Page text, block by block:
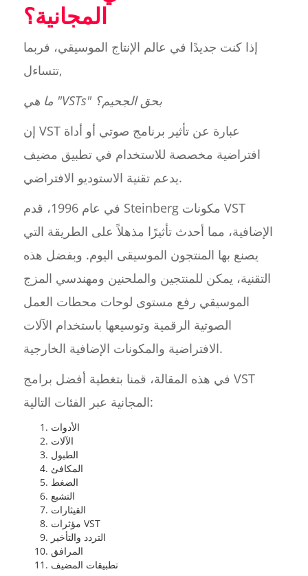
المجانية؟
إذا كنت جديدًا في عالم الإنتاج الموسيقي، فربما
تتساءل,
ما هي "VSTs" بحق الجحيم؟
إن VST عبارة عن تأثير برنامج صوتي أو أداة
افتراضية مخصصة للاستخدام في تطبيق مضيف
يدعم تقنية الاستوديو الافتراضي.
في عام 1996، قدم Steinberg مكونات VST
الإضافية، مما أحدث تأثيرًا مذهلاً على الطريقة التي
يصنع بها المنتجون الموسيقى اليوم. وبفضل هذه
التقنية، يمكن للمنتجين والملحنين ومهندسي المزج
الموسيقي رفع مستوى لوحات محطات العمل
الصوتية الرقمية وتوسيعها باستخدام الآلات
الافتراضية والمكونات الإضافية الخارجية.
في هذه المقالة، قمنا بتغطية أفضل برامج VST
المجانية عبر الفئات التالية:
الأدوات
الآلات
الطبول
المكافئ
الضغط
التشبع
القيثارات
مؤثرات VST
التردد والتأخير
المرافق
تطبيقات المضيف